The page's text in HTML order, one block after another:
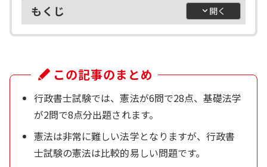
もくじ
この記事のまとめ
行政書士試験では、憲法が6問で28点、基礎法学
が2問で8点分出題されます。
憲法は非常に難しい法学となりますが、行政書
士試験の憲法は比較的易しい問題です。